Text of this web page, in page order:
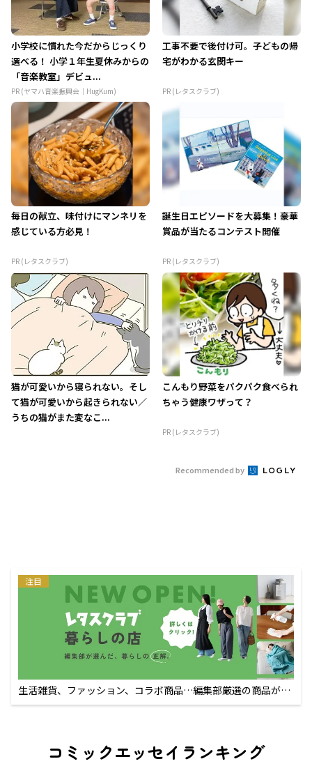
小学校に慣れた今だからじっくり
選べる！ 小学１年生夏休みからの
「音楽教室」デビュ...
PR (ヤマハ音楽振興会｜HugKum)
工事不要で後付け可。子どもの帰
宅がわかる玄関キー
PR (レタスクラブ)
毎日の献立、味付けにマンネリを
感じている方必見！
PR (レタスクラブ)
誕生日エピソードを大募集！豪華
賞品が当たるコンテスト開催
PR (レタスクラブ)
猫が可愛いから寝られない。そし
て猫が可愛いから起きられない／
うちの猫がまた変なこ...
こんもり野菜をパクパク食べられ
ちゃう健康ワザって？
PR (レタスクラブ)
Recommended by
注目
生活雑貨、ファッション、コラボ商品…編集部厳選の商品が買
えるECサイト
コミックエッセイランキング